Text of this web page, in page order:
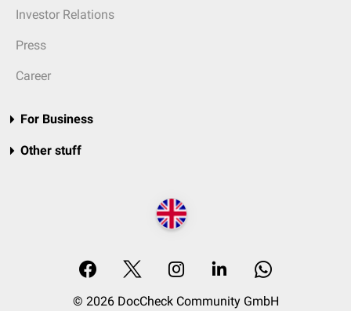
Investor Relations
Press
Career
For Business
Other stuff
© 2026 DocCheck Community GmbH